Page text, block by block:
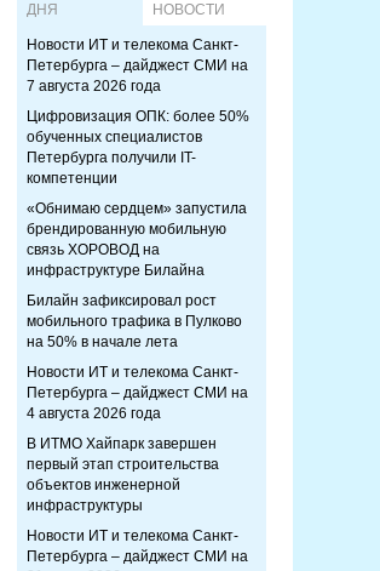
ДНЯ
НОВОСТИ
Новости ИТ и телекома Санкт-
Петербурга – дайджест СМИ на
7 августа 2026 года
Цифровизация ОПК: более 50%
обученных специалистов
Петербурга получили IT-
компетенции
«Обнимаю сердцем» запустила
брендированную мобильную
связь ХОРОВОД на
инфраструктуре Билайна
Билайн зафиксировал рост
мобильного трафика в Пулково
на 50% в начале лета
Новости ИТ и телекома Санкт-
Петербурга – дайджест СМИ на
4 августа 2026 года
В ИТМО Хайпарк завершен
первый этап строительства
объектов инженерной
инфраструктуры
Новости ИТ и телекома Санкт-
Петербурга – дайджест СМИ на